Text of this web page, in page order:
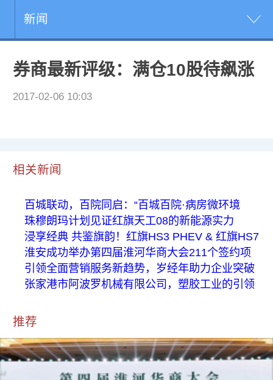
新闻
券商最新评级：满仓10股待飙涨
2017-02-06 10:03
相关新闻
百城联动，百院同启：“百城百院·病房微环境
珠穆朗玛计划见证红旗天工08的新能源实力
浸享经典 共鉴旗韵！红旗HS3 PHEV & 红旗HS7
淮安成功举办第四届淮河华商大会211个签约项
引领全面营销服务新趋势，岁经年助力企业突破
张家港市阿波罗机械有限公司，塑胶工业的引领
推荐